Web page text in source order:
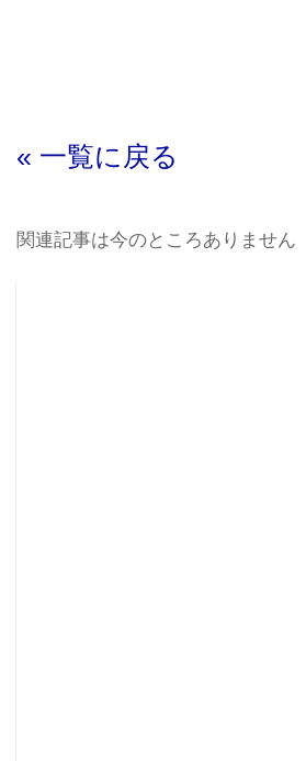
« 一覧に戻る
関連記事は今のところありません